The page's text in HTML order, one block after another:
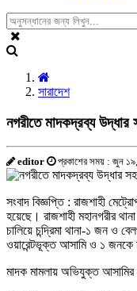
সারাদেশ
নগরীতে মাদকদ্রব্য
editor প্রকাশের সময় : জুন
সংবাদ বিজ্ঞপ্তি : রাজশাহী
হয়েছে। রাজশাহী মহানগরীর
চালিয়ে চন্দ্রিমা থানা-১ জন ও
ওয়ারেন্টভূক্ত আসামি ও ১ জনকে
মাদক মামলায় অভিযুক্ত